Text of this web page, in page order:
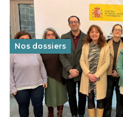
Nos dossiers
Éducation au vivre-
franco-espagnol pour
29 juin 2026-National